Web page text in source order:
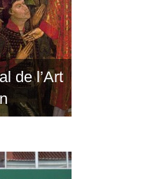
de l’Art